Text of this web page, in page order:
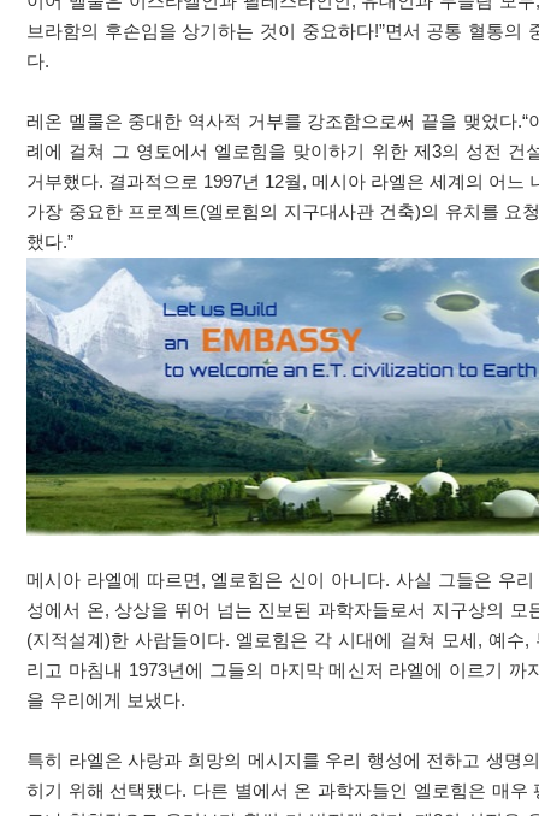
브라함의 후손임을 상기하는 것이 중요하다!”면서 공통 혈통의
다.
레온 멜룰은 중대한 역사적 거부를 강조함으로써 끝을 맺었다.“
례에 걸쳐 그 영토에서 엘로힘을 맞이하기 위한 제3의 성전 건
거부했다. 결과적으로 1997년 12월, 메시아 라엘은 세계의 어느
가장 중요한 프로젝트(엘로힘의 지구대사관 건축)의 유치를 요
했다.”
메시아 라엘에 따르면, 엘로힘은 신이 아니다. 사실 그들은 우
성에서 온, 상상을 뛰어 넘는 진보된 과학자들로서 지구상의 모
(지적설계)한 사람들이다. 엘로힘은 각 시대에 걸쳐 모세, 예수,
리고 마침내 1973년에 그들의 마지막 메신저 라엘에 이르기 까
을 우리에게 보냈다.
특히 라엘은 사랑과 희망의 메시지를 우리 행성에 전하고 생명
히기 위해 선택됐다. 다른 별에서 온 과학자들인 엘로힘은 매우